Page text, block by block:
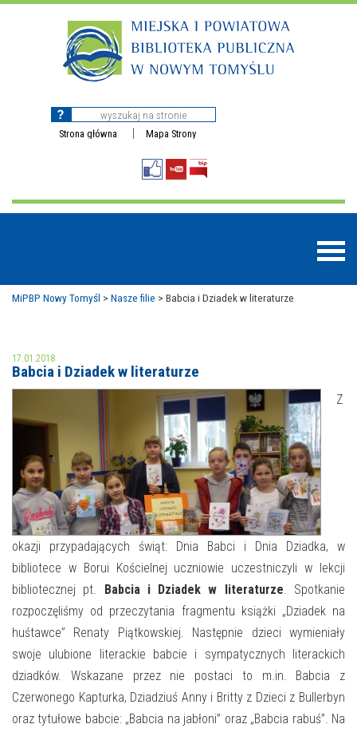
Strona główna Mapa Strony
MOJE KONTO
AKTUALNOŚCI
NAJBLIŻSZE WYDARZENIA
WYDARZENIA BIEŻĄCE
WYDARZYŁO SIĘ
NASZA OFERTA
STREFA WIEDZY O REGIONIE
STREFA KOLORU
FORMY STAŁE
NASZE FILIE
POLECANE STRONY
WYDARZENIA KULTURALNE
FOTO
E-INFORMATOR
MiPBP Nowy Tomyśl > Nasze filie > Babcia i Dziadek w literaturze
17.01.2018
Babcia i Dziadek w literaturze
Z
okazji przypadających świąt: Dnia Babci i Dnia Dziadka, w
bibliotece w Borui Kościelnej uczniowie uczestniczyli w lekcji
bibliotecznej pt. Babcia i Dziadek w literaturze. Spotkanie
rozpoczęliśmy od przeczytania fragmentu książki „Dziadek na
huśtawce” Renaty Piątkowskiej. Następnie dzieci wymieniały
swoje ulubione literackie babcie i sympatycznych literackich
dziadków. Wskazane przez nie postaci to m.in. Babcia z
Czerwonego Kapturka, Dziadziuś Anny i Britty z Dzieci z Bullerbyn
oraz tytułowe babcie: „Babcia na jabłoni” oraz „Babcia rabuś”. Na